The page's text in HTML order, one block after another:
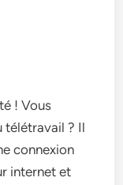
! Vous
télétravail ? Il
connexion
internet et